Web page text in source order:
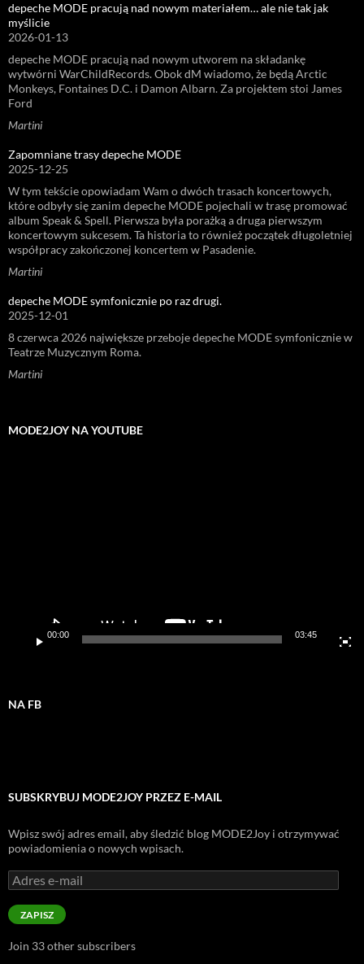
depeche MODE pracują nad nowym materiałem… ale nie tak jak
myślicie
2026-01-13
depeche MODE pracują nad nowym utworem na składankę
wytwórni WarChildRecords. Obok dM wiadomo, że będą Arctic
Monkeys, Fontaines D.C. i Damon Albarn. Za projektem stoi James
Ford
Martini
Zapomniane trasy depeche MODE
2025-12-25
W tym tekście opowiadam Wam o dwóch trasach koncertowych,
które odbyły się zanim depeche MODE pojechali w trasę promować
album Speak & Spell. Pierwsza była porażką a druga pierwszym
koncertowym sukcesem. Ta historia to również początek długoletniej
współpracy zakończonej koncertem w Pasadenie.
Martini
depeche MODE symfonicznie po raz drugi.
2025-12-01
8 czerwca 2026 największe przeboje depeche MODE symfonicznie w
Teatrze Muzycznym Roma.
Martini
MODE2JOY NA YOUTUBE
00:00 03:45
NA FB
SUBSKRYBUJ MODE2JOY PRZEZ E-MAIL
Wpisz swój adres email, aby śledzić blog MODE2Joy i otrzymywać
powiadomienia o nowych wpisach.
Adres
e-
mail
ZAPISZ
Join 33 other subscribers